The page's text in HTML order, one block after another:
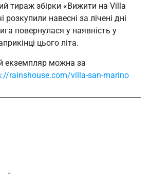
тираж збірки «Вижити на Villa
розкупили навесні за лічені дні
повернулася у наявність у
цього літа.
екземпляр можна за
rainshouse.com/villa-san-marino